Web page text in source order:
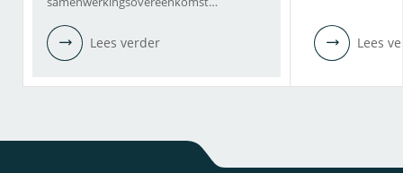
Lees verder Lees